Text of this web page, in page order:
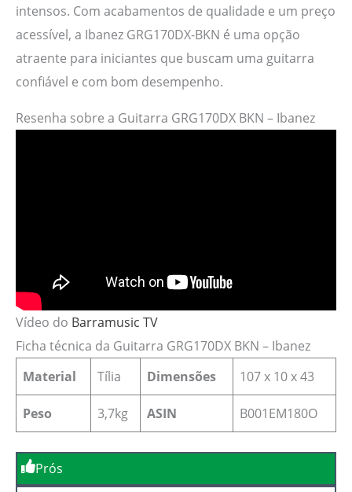
intensos. Com acabamentos de qualidade e um preço
acessível, a Ibanez GRG170DX-BKN é uma opção
atraente para iniciantes que buscam uma guitarra
confiável e com bom desempenho.
Resenha sobre a Guitarra GRG170DX BKN – Ibanez
Vídeo do Barramusic TV
Ficha técnica da Guitarra GRG170DX BKN – Ibanez
Material
Tília Dimensões ‎107 x 10 x 43
Peso 3,7kg ASIN B001EM180O
Prós